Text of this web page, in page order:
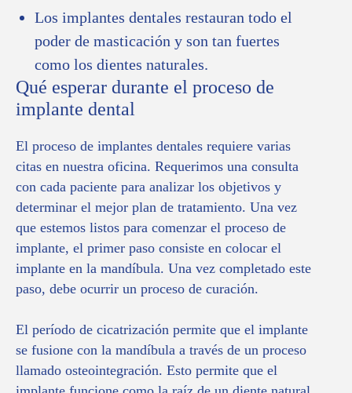
Los implantes dentales restauran todo el
poder de masticación y son tan fuertes
como los dientes naturales.
Qué esperar durante el proceso de
implante dental
El proceso de implantes dentales requiere varias
citas en nuestra oficina. Requerimos una consulta
con cada paciente para analizar los objetivos y
determinar el mejor plan de tratamiento. Una vez
que estemos listos para comenzar el proceso de
implante, el primer paso consiste en colocar el
implante en la mandíbula. Una vez completado este
paso, debe ocurrir un proceso de curación.
El período de cicatrización permite que el implante
se fusione con la mandíbula a través de un proceso
llamado osteointegración. Esto permite que el